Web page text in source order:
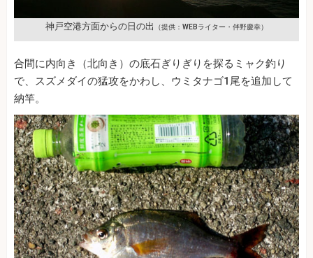
神戸空港方面からの日の出 （提供：WEBライター・伴野慶幸）
合間に内向き（北向き）の底石ぎりぎりを探るミャク釣り
で、スズメダイの猛攻をかわし、ウミタナゴ1尾を追加して
納竿。